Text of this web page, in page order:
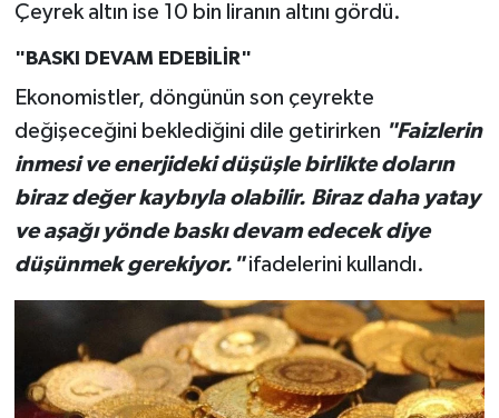
Çeyrek altın ise 10 bin liranın altını gördü.
"BASKI DEVAM EDEBİLİR"
Ekonomistler, döngünün son çeyrekte
değişeceğini beklediğini dile getirirken "Faizlerin
inmesi ve enerjideki düşüşle birlikte doların
biraz değer kaybıyla olabilir. Biraz daha yatay
ve aşağı yönde baskı devam edecek diye
düşünmek gerekiyor."ifadelerini kullandı.